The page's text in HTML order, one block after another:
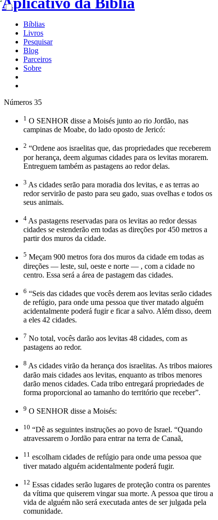
Bíblias
Livros
Pesquisar
Blog
Parceiros
Sobre
Números 35
1 O SENHOR disse a Moisés junto ao rio Jordão, nas
campinas de Moabe, do lado oposto de Jericó:
2 “Ordene aos israelitas que, das propriedades que receberem
por herança, deem algumas cidades para os levitas morarem.
Entreguem também as pastagens ao redor delas.
3 As cidades serão para moradia dos levitas, e as terras ao
redor servirão de pasto para seu gado, suas ovelhas e todos os
seus animais.
4 As pastagens reservadas para os levitas ao redor dessas
cidades se estenderão em todas as direções por 450 metros a
partir dos muros da cidade.
5 Meçam 900 metros fora dos muros da cidade em todas as
direções — leste, sul, oeste e norte — , com a cidade no
centro. Essa será a área de pastagem das cidades.
6 “Seis das cidades que vocês derem aos levitas serão cidades
de refúgio, para onde uma pessoa que tiver matado alguém
acidentalmente poderá fugir e ficar a salvo. Além disso, deem
a eles 42 cidades.
7 No total, vocês darão aos levitas 48 cidades, com as
pastagens ao redor.
8 As cidades virão da herança dos israelitas. As tribos maiores
darão mais cidades aos levitas, enquanto as tribos menores
darão menos cidades. Cada tribo entregará propriedades de
forma proporcional ao tamanho do território que receber”.
9 O SENHOR disse a Moisés:
10 “Dê as seguintes instruções ao povo de Israel. “Quando
atravessarem o Jordão para entrar na terra de Canaã,
11 escolham cidades de refúgio para onde uma pessoa que
tiver matado alguém acidentalmente poderá fugir.
12 Essas cidades serão lugares de proteção contra os parentes
da vítima que quiserem vingar sua morte. A pessoa que tirou a
vida de alguém não será executada antes de ser julgada pela
comunidade.